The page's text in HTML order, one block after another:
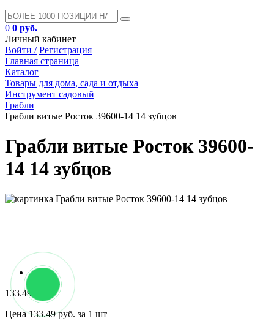
0 0 руб.
Личный кабинет
Войти / Регистрация
Главная страница
Каталог
Товары для дома, сада и отдыха
Инструмент садовый
Грабли
Грабли витые Росток 39600-14 14 зубцов
Грабли витые Росток 39600-
14 14 зубцов
133.49 руб.
Цена 133.49 руб. за 1 шт